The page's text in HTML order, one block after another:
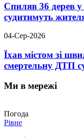
Спиляв 36 дерев у
судитимуть
04-Сер-2026
Їхав містом зі
смертельну ДТП
Ми в мережі
Погода
Рівне